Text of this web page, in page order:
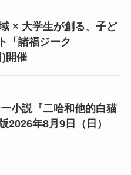
× 大学生が創る、子ど
「諸福ジーク
開催
小説『二哈和他的白猫
2026年8月9日（日）